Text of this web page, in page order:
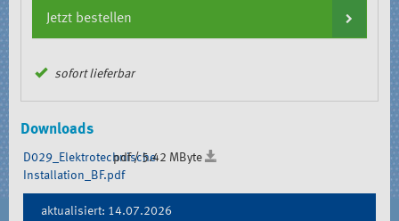
Jetzt bestellen
sofort lieferbar
Downloads
D029_Elektrotechnische
Installation_BF.pdf
pdf / 5.42 MByte
Document
aktualisiert: 14.07.2026